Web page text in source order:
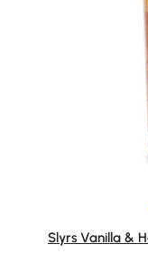
Durchschnittliche
Slyrs Vanilla &